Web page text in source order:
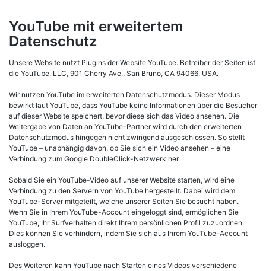
YouTube mit erweitertem
Datenschutz
Unsere Website nutzt Plugins der Website YouTube. Betreiber der Seiten ist
die YouTube, LLC, 901 Cherry Ave., San Bruno, CA 94066, USA.
Wir nutzen YouTube im erweiterten Datenschutzmodus. Dieser Modus
bewirkt laut YouTube, dass YouTube keine Informationen über die Besucher
auf dieser Website speichert, bevor diese sich das Video ansehen. Die
Weitergabe von Daten an YouTube-Partner wird durch den erweiterten
Datenschutzmodus hingegen nicht zwingend ausgeschlossen. So stellt
YouTube – unabhängig davon, ob Sie sich ein Video ansehen – eine
Verbindung zum Google DoubleClick-Netzwerk her.
Sobald Sie ein YouTube-Video auf unserer Website starten, wird eine
Verbindung zu den Servern von YouTube hergestellt. Dabei wird dem
YouTube-Server mitgeteilt, welche unserer Seiten Sie besucht haben.
Wenn Sie in Ihrem YouTube-Account eingeloggt sind, ermöglichen Sie
YouTube, Ihr Surfverhalten direkt Ihrem persönlichen Profil zuzuordnen.
Dies können Sie verhindern, indem Sie sich aus Ihrem YouTube-Account
ausloggen.
Des Weiteren kann YouTube nach Starten eines Videos verschiedene